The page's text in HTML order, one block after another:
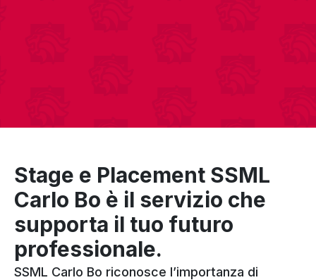
Stage e Placement SSML
Carlo Bo è il servizio che
supporta il tuo futuro
professionale.
SSML Carlo Bo riconosce l’importanza di